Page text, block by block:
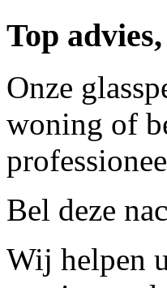
Top
Onze
woning of
Bel deze
Wij helpen